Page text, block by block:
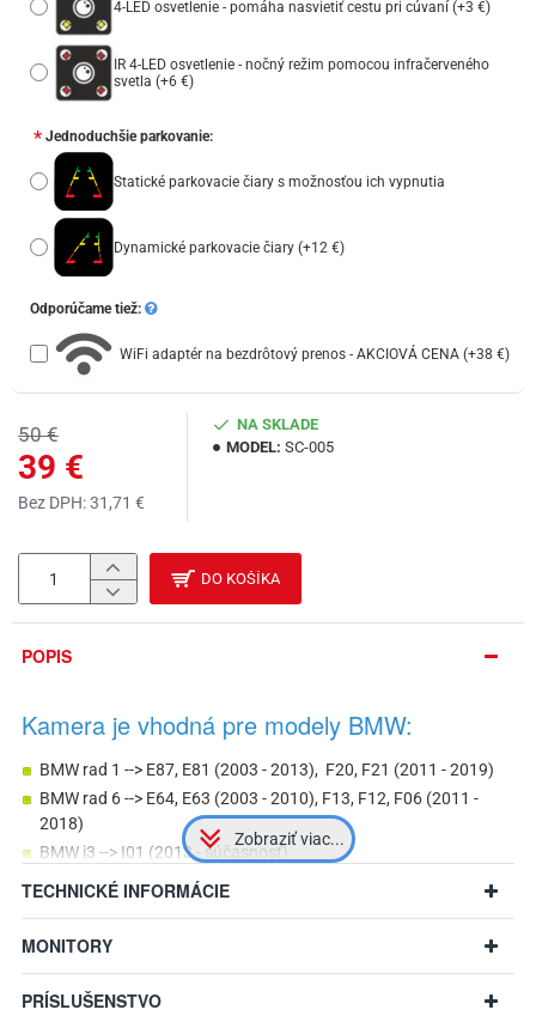
39 €
50 €
Bez DPH: 31,71 €
NA SKLADE
MODEL: SC-005
4-LED osvetlenie - pomáha nasvietiť cestu pri cúvaní (+3 €)
IR 4-LED osvetlenie - nočný režim pomocou infračerveného
svetla (+6 €)
Jednoduchšie parkovanie:
Statické parkovacie čiary s možnosťou ich vypnutia
Dynamické parkovacie čiary (+12 €)
Odporúčame tiež:
WiFi adaptér na bezdrôtový prenos - AKCIOVÁ CENA (+38 €)
DO KOŠÍKA
POPIS
Kamera je vhodná pre modely BMW:
BMW rad 1 --> E87, E81 (2003 - 2013), F20, F21 (2011 - 2019)
BMW rad 6 --> E64, E63 (2003 - 2010), F13, F12, F06 (2011 -
2018)
BMW i3 --> I01 (2013 - súčasnosť)
BMW Z4 --> E89 (2009 - 2016)
BMW X5 --> E53 (2000 - 2006)
TECHNICKÉ INFORMÁCIE
MONITORY
PRÍSLUŠENSTVO